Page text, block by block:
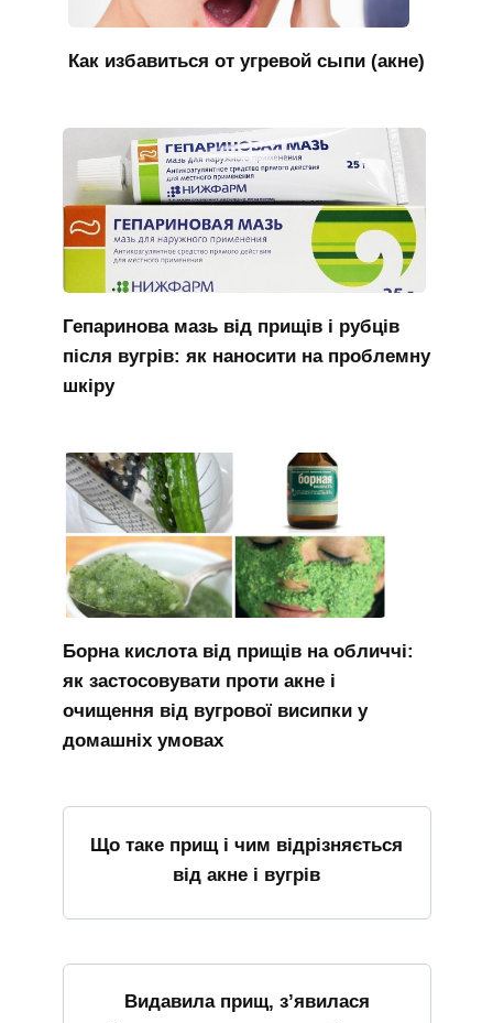
Как избавиться от угревой сыпи (акне)
Гепаринова мазь від прищів і рубців
після вугрів: як наносити на проблемну
шкіру
Борна кислота від прищів на обличчі:
як застосовувати проти акне і
очищення від вугрової висипки у
домашніх умовах
Що таке прищ і чим відрізняється
від акне і вугрів
Видавила прищ, з’явилася